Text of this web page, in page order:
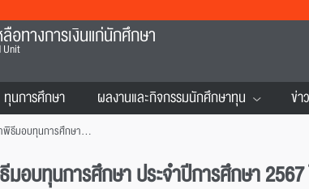
อทางการเงินแก่นักศึกษา
Unit
ทุนการศึกษา ผลงานและกิจกรรมนักศึกษาทุน ข่า
นักศึกษา มจธ. เข้าพิธีมอบทุนการศึกษา ประจำปีการศึกษา 2567 ในโครงการ “ทุนมูลนิธิอายิโนะโมะโต๊ะ เพื่อผู้เรียนดีมีศักยภาพเป็นเลิศ” (Ajinomoto Talent Scholarship)
อบทุนการศึกษา ประจำปีการศึกษา 2567